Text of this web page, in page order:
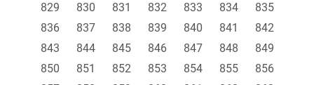
829
830 831 832 833 834
835
836
837 838 839 840 841
842
843
844 845 846 847 848
849
850
851 852 853 854 855
856